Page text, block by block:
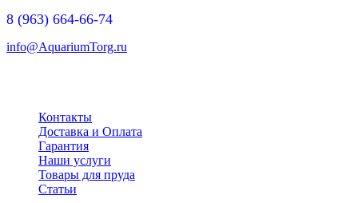
8 (963) 664-66-74
info@AquariumTorg.ru
Контакты
Доставка и Оплата
Гарантия
Наши услуги
Товары для пруда
Статьи